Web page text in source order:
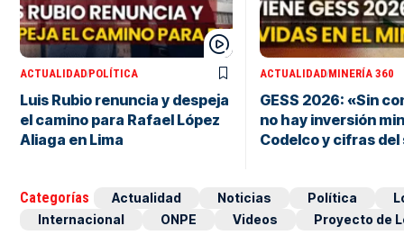
ACTUALIDADPOLÍTICA
Luis Rubio renuncia y despeja
el camino para Rafael López
Aliaga en Lima
ACTUALIDADMINERÍA 360
GESS 2026: «Sin
no hay inversión
Codelco y cifras
Categorías Actualidad Noticias Política
Internacional
ONPE Videos Proyecto de